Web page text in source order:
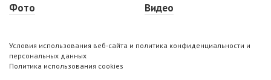
Фото
Видео
Условия использования веб-сайта и политика конфиденциальности и
персональных данных
Политика использования cookies